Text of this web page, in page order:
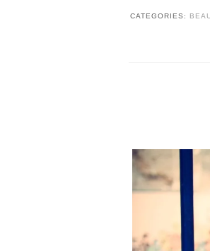
CATEGORIES: